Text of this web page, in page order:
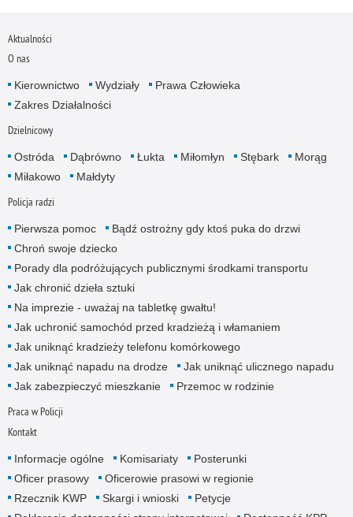
Aktualności
O nas
Kierownictwo Wydziały
Prawa Człowieka
Zakres Działalności
Dzielnicowy
Ostróda Dąbrówno Łukta Miłomłyn Stębark
Morąg
Miłakowo
Małdyty
Policja radzi
Pierwsza pomoc
Bądź ostrożny gdy ktoś puka do drzwi
Chroń swoje dziecko
Porady dla podróżujących publicznymi środkami transportu
Jak chronić dzieła sztuki
Na imprezie - uważaj na tabletkę gwałtu!
Jak uchronić samochód przed kradzieżą i włamaniem
Jak uniknąć kradzieży telefonu komórkowego
Jak uniknąć napadu na drodze
Jak uniknąć ulicznego napadu
Jak zabezpieczyć mieszkanie
Przemoc w rodzinie
Praca w Policji
Kontakt
Informacje ogólne Komisariaty
Posterunki
Oficer prasowy
Oficerowie prasowi w regionie
Rzecznik KWP
Skargi i wnioski
Petycje